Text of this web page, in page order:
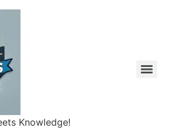
Knowledge!